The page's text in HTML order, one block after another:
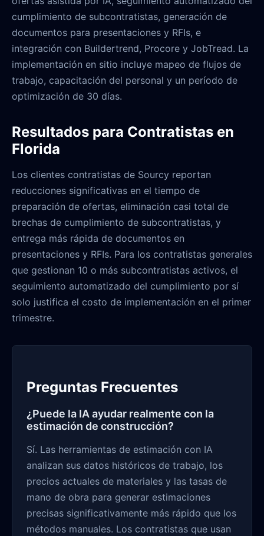
cumplimiento de subcontratistas, generación de
documentos para presentaciones y RFIs, e
integración con Buildertrend, Procore y JobTread. La
implementación en sitio incluye mapeo de flujos de
trabajo, capacitación del personal y un período de
optimización de 30 días.
Resultados para Contratistas en
Florida
Los clientes contratistas de Sourcy reportan
reducciones significativas en el tiempo de
preparación de ofertas, eliminación casi total de
brechas de cumplimiento de subcontratistas, y
entrega más rápida de documentos en
presentaciones y RFIs. Para los contratistas generales
que gestionan 10 o más subcontratistas activos, el
seguimiento automatizado del cumplimiento por sí
solo justifica el costo de implementación en el primer
trimestre.
Preguntas Frecuentes
¿Puede la IA ayudar realmente con la
estimación de construcción?
Sí. Las herramientas de estimación con IA
analizan sus datos históricos de trabajo, los
precios actuales de materiales y las tasas de
mano de obra para generar estimaciones
precisas significativamente más rápido que los
métodos manuales. Los contratistas que usan